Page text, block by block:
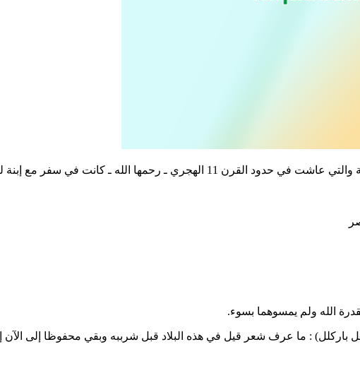
في سفر مع إبنة لها فغشيهما قطاع الطرق فأنشدت تقول :
الله ولم يمسوهما بسوء.
أهل باركلل) : ما عرف شعر قيل في هذه البلاد قبل شرببه وبقي محفوظا إلى الآن